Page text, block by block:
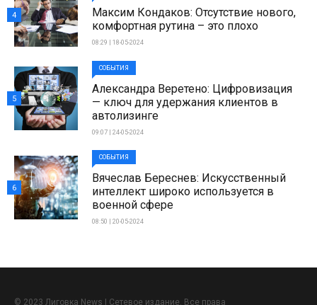
Максим Кондаков: Отсутствие нового,
комфортная рутина – это плохо
08:29 | 18-05-2024
4
СОБЫТИЯ
Александра Веретено: Цифровизация
— ключ для удержания клиентов в
автолизинге
09:07 | 24-05-2024
5
СОБЫТИЯ
Вячеслав Береснев: Искусственный
интеллект широко используется в
военной сфере
08:50 | 20-05-2024
6
© 2023 Лиговка News | Сетевое издание. Все права